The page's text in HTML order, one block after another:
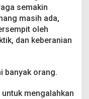
semakin
masih ada,
oleh
dan keberanian
banyak orang.
mengalahkan